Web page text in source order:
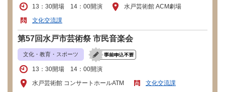
13：30開場 14：00開演
水戸芸術館 ACM劇場
文化交流課
第57回水戸市芸術祭 市民音楽会
文化・教育・スポーツ
13：30開場 14：00開演
水戸芸術館 コンサートホールATM
文化交流課